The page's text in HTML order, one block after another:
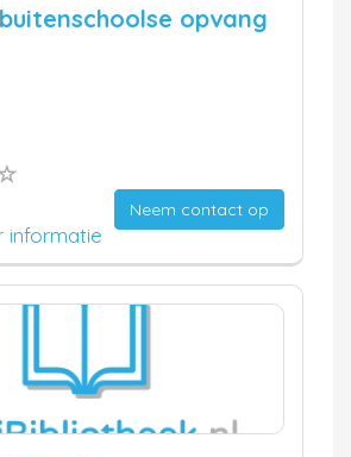
opvang
Neem contact op
informatie